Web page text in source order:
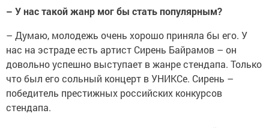
– У нас такой жанр мог бы стать популярным?
– Думаю, молодежь очень хорошо приняла бы его. У
нас на эстраде есть артист Сирень Байрамов – он
довольно успешно выступает в жанре стендапа. Только
что был его сольный концерт в УНИКСе. Сирень –
победитель престижных российских конкурсов
стендапа.